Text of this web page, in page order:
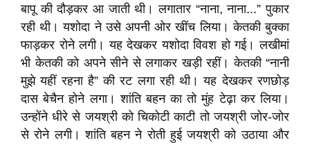
बापू की दौड़कर आ जाती थी। लगातार “नाना, नाना...” पुकार
रही थी। यशोदा ने उसे अपनी ओर खींच लिया। केतकी बुक्का
फाड़कर रोने लगी। यह देखकर यशोदा विवश हो गई। लखीमां
भी केतकी को अपने सीने से लगाकर खड़ी रहीं। केतकी “नानी
मुझे यहीं रहना है” की रट लगा रही थी। यह देखकर रणछोड़
दास बेचैन होने लगा। शांति बहन का तो मुंह टेढ़ा कर लिया।
उन्होंने धीरे से जयश्री को चिकोटी काटी तो जयश्री जोर-जोर
से रोने लगी। शांति बहन ने रोती हुई जयश्री को उठाया और